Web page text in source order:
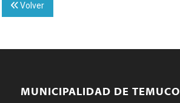
Volver
MUNICIPALIDAD DE TEMUCO